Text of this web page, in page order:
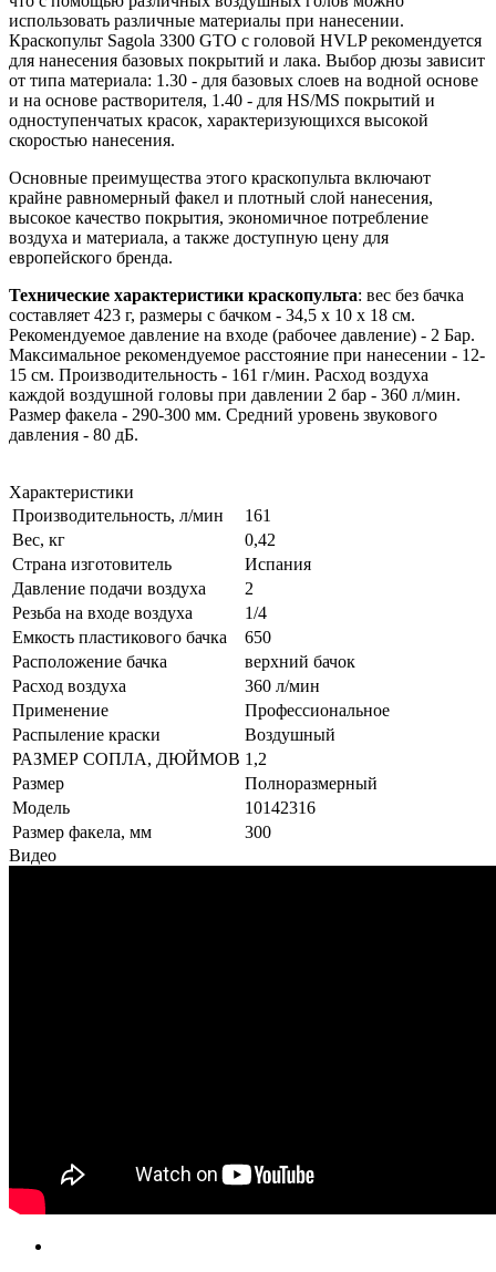
использовать различные материалы при нанесении.
Краскопульт Sagola 3300 GTO с головой HVLP рекомендуется
для нанесения базовых покрытий и лака. Выбор дюзы зависит
от типа материала: 1.30 - для базовых слоев на водной основе
и на основе растворителя, 1.40 - для HS/MS покрытий и
одноступенчатых красок, характеризующихся высокой
скоростью нанесения.
Основные преимущества этого краскопульта включают
крайне равномерный факел и плотный слой нанесения,
высокое качество покрытия, экономичное потребление
воздуха и материала, а также доступную цену для
европейского бренда.
Технические характеристики краскопульта: вес без бачка
составляет 423 г, размеры с бачком - 34,5 x 10 x 18 см.
Рекомендуемое давление на входе (рабочее давление) - 2 Бар.
Максимальное рекомендуемое расстояние при нанесении - 12-
15 см. Производительность - 161 г/мин. Расход воздуха
каждой воздушной головы при давлении 2 бар - 360 л/мин.
Размер факела - 290-300 мм. Средний уровень звукового
давления - 80 дБ.
Характеристики
Производительность, л/мин
161
Вес, кг
0,42
Страна изготовитель
Испания
Давление подачи воздуха
2
Резьба на входе воздуха
1/4
Емкость пластикового бачка
650
Расположение бачка
верхний бачок
Расход воздуха
360 л/мин
Применение
Профессиональное
Распыление краски
Воздушный
РАЗМЕР СОПЛА, ДЮЙМОВ 1,2
Размер
Полноразмерный
Модель
10142316
Размер факела, мм
300
Видео